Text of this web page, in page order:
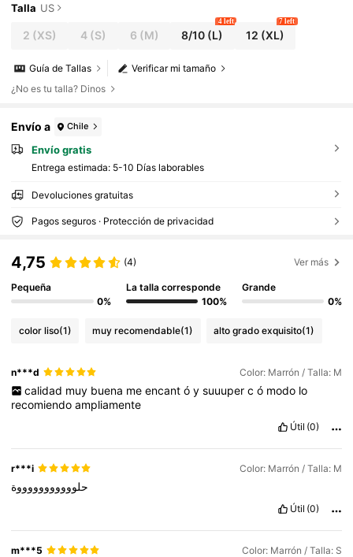
Talla US
2 (XS) 4(S) 6 (M) 8/10 (L)
4 left
12 (XL)
7 left
Verificar mi tamaño
Guía de Tallas
¿No es tu talla? Dinos
Envío a Chile
Envío gratis
Entrega estimada: 5-10 Días laborables
Devoluciones gratuitas
Pagos seguros · Protección de privacidad
4,75 (4) Ver más
Pequeña
0%
La talla corresponde
100%
Grande
0%
color liso(1) muy recomendable(1) alto grado exquisito(1)
n***d Color: Marrón / Talla: M
calidad muy buena me encant ó y suuuper c ó modo lo
recomiendoampliamente
Útil (0)
r***i Color: Marrón / Talla: M
حلوووووووووووة
Útil (0)
m***5 Color: Marrón / Talla: S